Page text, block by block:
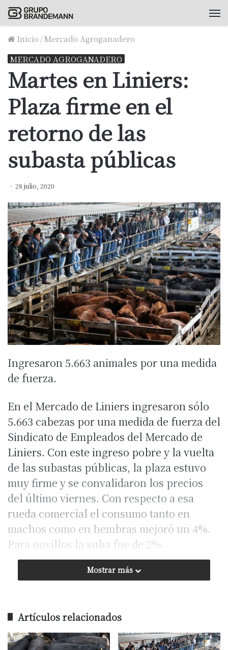
Inicio /Mercado Agroganadero
MERCADO AGROGANADERO
Martes en Liniers:
Plaza firme en el
retorno de las
subasta públicas
28 julio, 2020
Ingresaron 5.663 animales por una medida
de fuerza.
En el Mercado de Liniers ingresaron sólo
5.663 cabezas por una medida de fuerza del
Sindicato de Empleados del Mercado de
Liniers. Con este ingreso pobre y la vuelta
de las subastas públicas, la plaza estuvo
muy firme y se convalidaron los precios
del último viernes. Con respecto a esa
rueda comercial el consumo tanto en
machos como en hembras mejoró un 4%.
Para novillos la suba fue de 2%.
Por otra parte, la vaca especial empató los
$75 de máximo corriente y mejoraron la
Fuente: Delsector.com
Mostrar más
Artículos relacionados